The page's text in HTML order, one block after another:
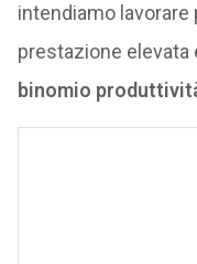
intendiamo lavorare
prestazione elevata
binomio